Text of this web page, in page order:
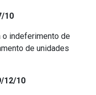
10
indeferimento de
de unidades
12/10